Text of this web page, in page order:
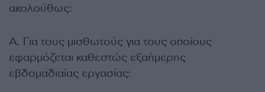
ακολούθως:
Α. Για τους μισθωτούς για τους οποίους
εφαρμόζεται καθεστώς εξαήμερης
εβδομαδιαίας εργασίας: